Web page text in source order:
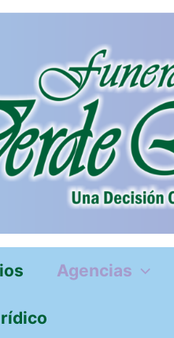
Agencias